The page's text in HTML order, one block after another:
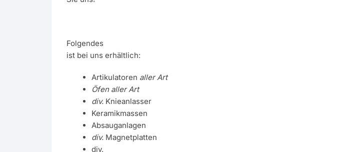
Folgendes
ist bei uns erhältlich:
Artikulatoren aller Art
Öfen aller Art
div. Knieanlasser
Keramikmassen
Absauganlagen
div. Magnetplatten
div.